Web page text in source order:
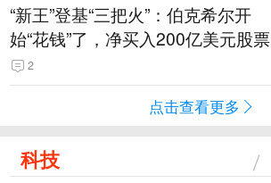
“新王”登基“三把火”：伯克希尔开
始“花钱”了，净买入200亿美元股票
2
点击查看更多
科技